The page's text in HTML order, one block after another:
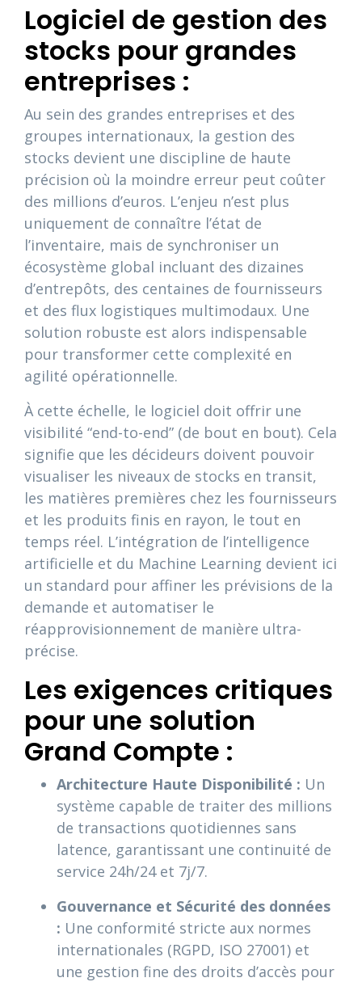
Logiciel de gestion des
stocks pour grandes
entreprises :
Au sein des grandes entreprises et des
groupes internationaux, la gestion des
stocks devient une discipline de haute
précision où la moindre erreur peut coûter
des millions d’euros. L’enjeu n’est plus
uniquement de connaître l’état de
l’inventaire, mais de synchroniser un
écosystème global incluant des dizaines
d’entrepôts, des centaines de fournisseurs
et des flux logistiques multimodaux. Une
solution robuste est alors indispensable
pour transformer cette complexité en
agilité opérationnelle.
À cette échelle, le logiciel doit offrir une
visibilité “end-to-end” (de bout en bout). Cela
signifie que les décideurs doivent pouvoir
visualiser les niveaux de stocks en transit,
les matières premières chez les fournisseurs
et les produits finis en rayon, le tout en
temps réel. L’intégration de l’intelligence
artificielle et du Machine Learning devient ici
un standard pour affiner les prévisions de la
demande et automatiser le
réapprovisionnement de manière ultra-
précise.
Les exigences critiques
pour une solution
Grand Compte :
Architecture Haute Disponibilité : Un
système capable de traiter des millions
de transactions quotidiennes sans
latence, garantissant une continuité de
service 24h/24 et 7j/7.
Gouvernance et Sécurité des données
: Une conformité stricte aux normes
internationales (RGPD, ISO 27001) et
une gestion fine des droits d’accès pour